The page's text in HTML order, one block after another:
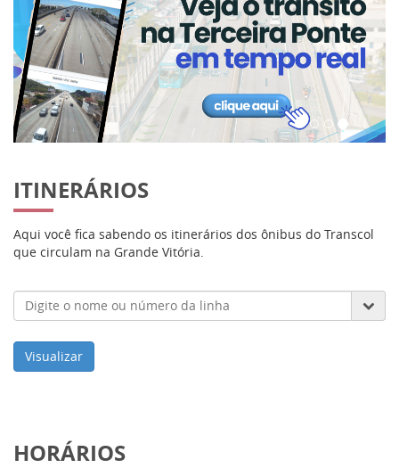
ITINERÁRIOS
Aqui você fica sabendo os itinerários dos ônibus do Transcol
que circulam na Grande Vitória.
Visualizar
HORÁRIOS